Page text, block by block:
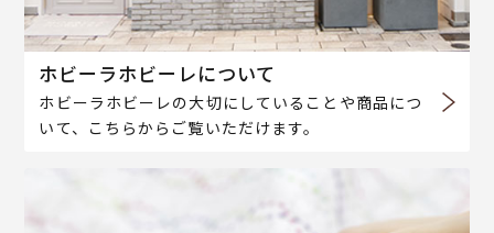
ホビーラホビーレについて
ホビーラホビーレの大切にしていることや商品につ
いて、こちらからご覧いただけます。